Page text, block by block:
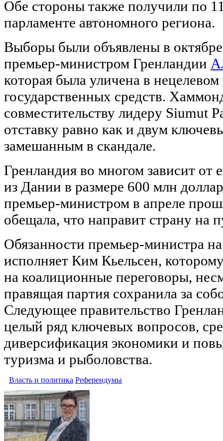
Обе стороны также получили по
парламенте автономного региона.
Выборы были объявлены в октябре
премьер-министром Гренландии
которая была уличена в
государственных средств.
совместительству лидеру Siumut
отставку равно как и двум
замешанным в скандале.
Гренландия во многом зависит от
из Дании в размере 600 млн
премьер-министром в апреле
обещала, что направит страну на
Обязанности премьер-министра
исполняет Ким Кьельсен,
на коалиционные переговоры,
правящая партия сохранила за
Следующее правительство
целый ряд ключевых вопросов,
диверсификация экономики и
туризма и рыболовства.
Власть и политика Референдумы